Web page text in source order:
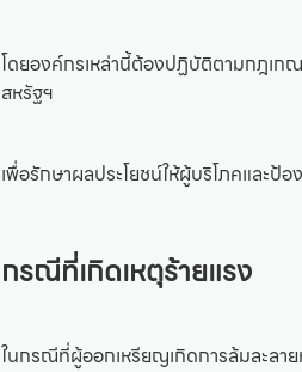
โดยองค์กรเหล่านี้ต้องปฏิบัติตามกฎเก
สหรัฐฯ
เพื่อรักษาผลประโยชน์ให้ผู้บริโภคและ
กรณีที่เกิดเหตุร้ายแรง
ในกรณีที่ผู้ออกเหรียญเกิดการล้มละลาย